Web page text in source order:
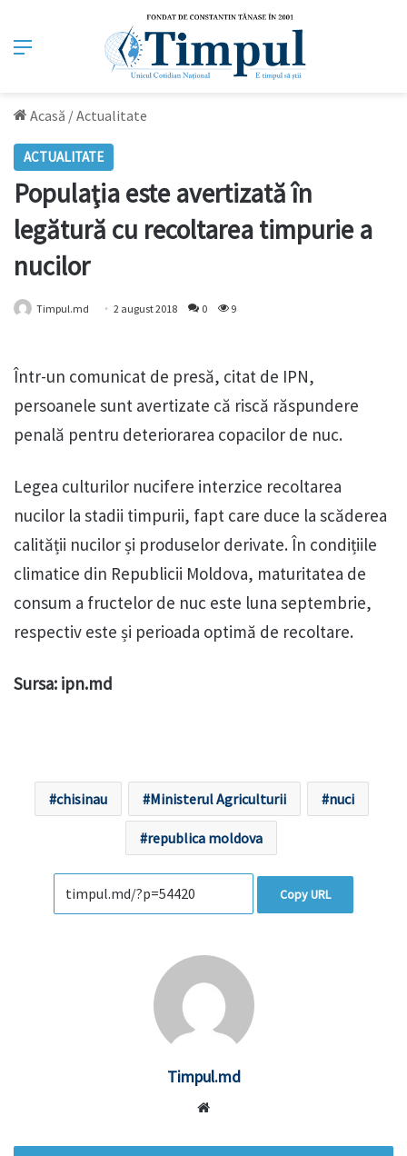
Meniu
Acasă /Actualitate
ACTUALITATE
Populaţia este avertizată în
legătură cu recoltarea timpurie a
nucilor
Timpul.md 2 august 2018 0 9
Într-un comunicat de presă, citat de IPN,
persoanele sunt avertizate că riscă răspundere
penală pentru deteriorarea copacilor de nuc.
Legea culturilor nucifere interzice recoltarea
nucilor la stadii timpurii, fapt care duce la scăderea
calității nucilor și produselor derivate. În condițiile
climatice din Republicii Moldova, maturitatea de
consum a fructelor de nuc este luna septembrie,
respectiv este și perioada optimă de recoltare.
Sursa: ipn.md
chisinau Ministerul Agriculturii nuci
republica moldova
Copy URL
Timpul.md